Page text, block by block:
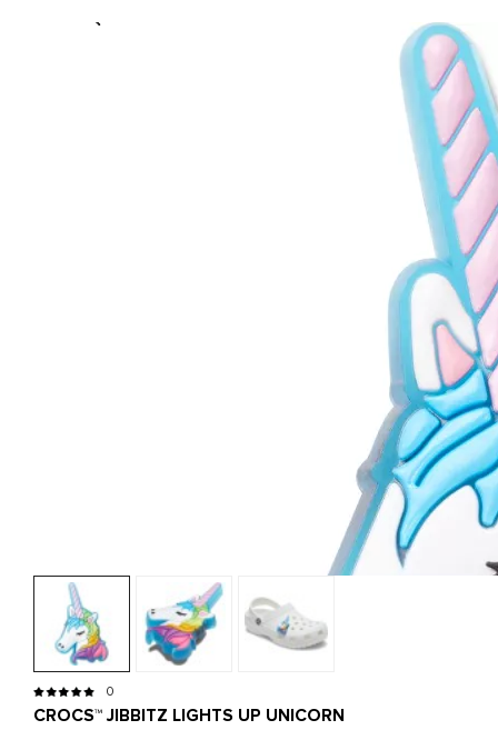
0
CROCS™ JIBBITZ LIGHTS UP UNICORN